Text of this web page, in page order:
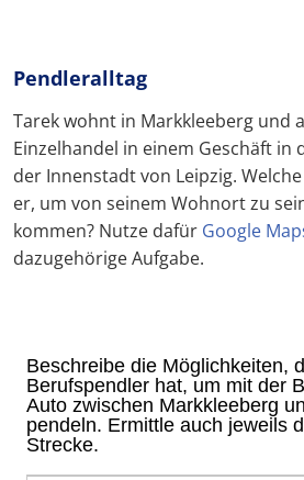
Pendleralltag
Tarek wohnt in Markkleeberg und
Einzelhandel in einem Geschäft in
der Innenstadt von Leipzig.
er, um von seinem Wohnort zu
kommen? Nutze dafür Google
dazugehörige Aufgabe.